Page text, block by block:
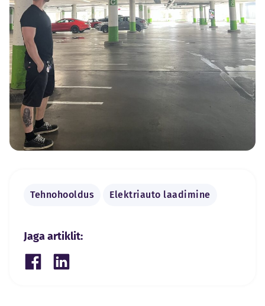
Tehnohooldus Elektriauto laadimine
Jaga artiklit:
Share on Facebook
Share on LinkedIn